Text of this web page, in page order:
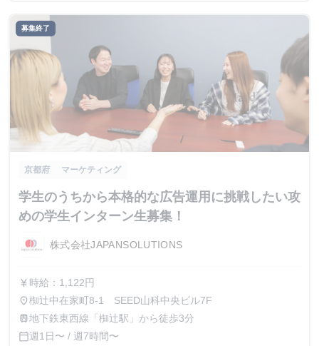
募集終了
京都府 マーケティング
学生のうちから本格的な広告運用に挑戦したい攻
めの学生インターン生募集！
株式会社JAPANSOLUTIONS
currency_yen 時給：1,122円
place椥辻中在家町8-1 SEED山科中央ビル7F
train地下鉄東西線「椥辻駅」から徒歩3分
calendar_today週1日〜 / 週7時間〜